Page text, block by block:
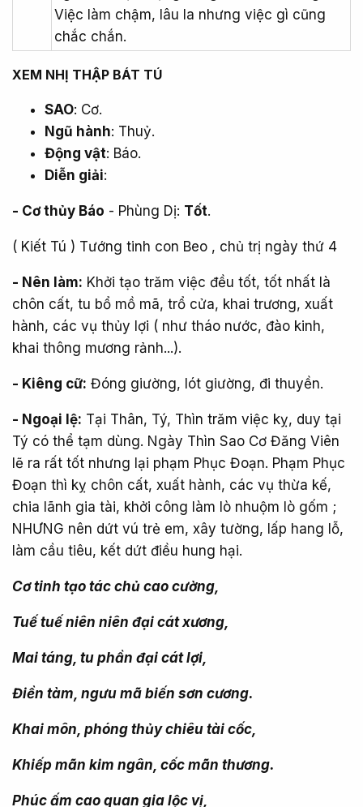
Việc làm chậm, lâu la nhưng việc gì cũng
chắc chắn.
XEM NHỊ THẬP BÁT TÚ​
SAO: Cơ.
Ngũ hành: Thuỷ.
Động vật: Báo.
Diễn giải:
- Cơ thủy Báo - Phùng Dị: Tốt.
( Kiết Tú ) Tướng tinh con Beo , chủ trị ngày thứ 4
- Nên làm: Khởi tạo trăm việc đều tốt, tốt nhất là
chôn cất, tu bổ mồ mã, trổ cửa, khai trương, xuất
hành, các vụ thủy lợi ( như tháo nước, đào kinh,
khai thông mương rảnh...).
- Kiêng cữ: Đóng giường, lót giường, đi thuyền.
- Ngoại lệ: Tại Thân, Tý, Thìn trăm việc kỵ, duy tại
Tý có thể tạm dùng. Ngày Thìn Sao Cơ Đăng Viên
lẽ ra rất tốt nhưng lại phạm Phục Đoạn. Phạm Phục
Đoạn thì kỵ chôn cất, xuất hành, các vụ thừa kế,
chia lãnh gia tài, khởi công làm lò nhuộm lò gốm ;
NHƯNG nên dứt vú trẻ em, xây tường, lấp hang lỗ,
làm cầu tiêu, kết dứt điều hung hại.
Cơ tinh tạo tác chủ cao cường,
Tuế tuế niên niên đại cát xương,
Mai táng, tu phần đại cát lợi,
Điền tàm, ngưu mã biến sơn cương.
Khai môn, phóng thủy chiêu tài cốc,
Khiếp mãn kim ngân, cốc mãn thương.
Phúc ấm cao quan gia lộc vị,